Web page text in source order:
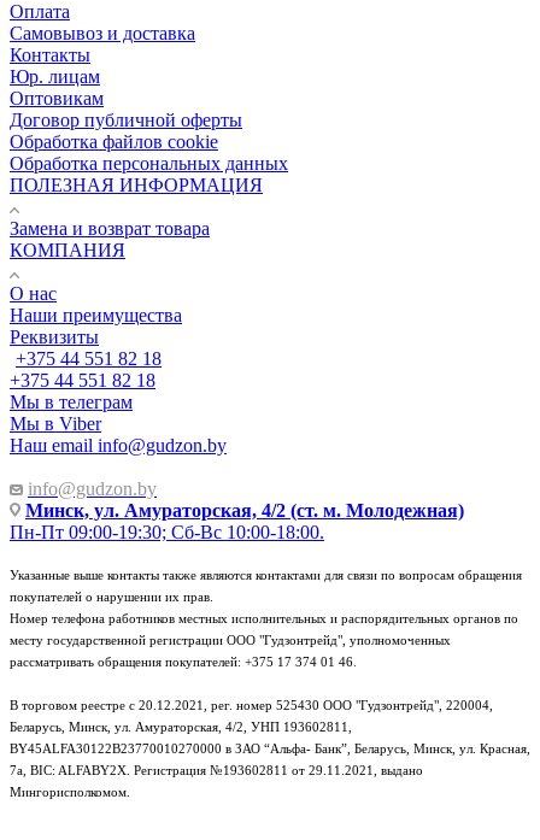
Оплата
Самовывоз и доставка
Контакты
Юр. лицам
Оптовикам
Договор публичной оферты
Обработка файлов cookie
Обработка персональных данных
ПОЛЕЗНАЯ ИНФОРМАЦИЯ
Замена и возврат товара
КОМПАНИЯ
О нас
Наши преимущества
Реквизиты
+375 44 551 82 18
+375 44 551 82 18
Мы в телеграм
Мы в Viber
Наш email info@gudzon.by
info@gudzon.by
Минск, ул. Амураторская, 4/2 (ст. м. Молодежная)
Пн-Пт 09:00-19:30; Сб-Вс 10:00-18:00.
Указанные выше контакты также являются контактами для связи по вопросам обращения
покупателей о нарушении их прав.
Номер телефона работников местных исполнительных и распорядительных органов по
месту государственной регистрации ООО "Гудзонтрейд", уполномоченных
рассматривать обращения покупателей: +375 17 374 01 46.
В торговом реестре с 20.12.2021, рег. номер 525430 ООО "Гудзонтрейд", 220004,
Беларусь, Минск, ул. Амураторская, 4/2, УНП 193602811,
BY45ALFA30122B23770010270000 в ЗАО “Альфа- Банк”, Беларусь, Минск, ул. Красная,
7а, BIC: ALFABY2X. Регистрация №193602811 от 29.11.2021, выдано
Мингорисполкомом.